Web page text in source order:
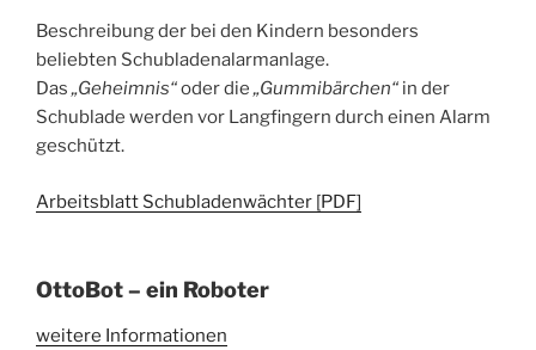
Beschreibung der bei den Kindern besonders
beliebten Schubladenalarmanlage.
Das„Geheimnis“oder die„Gummibärchen“ in der
Schublade werden vor Langfingern durch einen Alarm
geschützt.
Arbeitsblatt Schubladenwächter [PDF]
OttoBot – ein Roboter
weitere Informationen